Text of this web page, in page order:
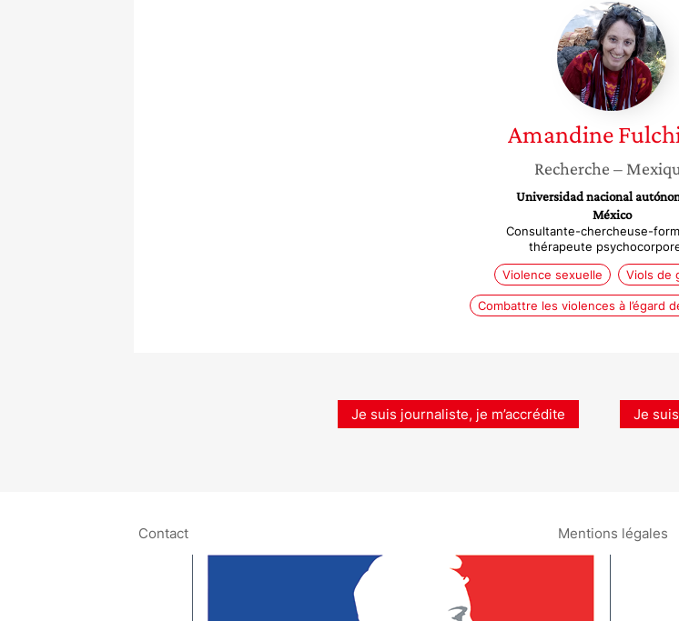
Amandine
Fulchiron
Amandine
Recherche –
Universidad nacional
México
Consultante-chercheuse-
thérapeute
Violence sexuelle
Viols de
Combattre les violences à l’égard
Je suis journaliste, je m’accrédite Je
Contact Mentions légales